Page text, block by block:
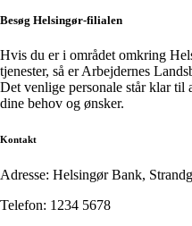
Besøg Helsingør-filialen
Hvis du er i området omkring
tjenester, så er Arbejdernes
Det venlige personale står klar
dine behov og ønsker.
Kontakt
Adresse: Helsingør Bank,
Telefon: 1234 5678